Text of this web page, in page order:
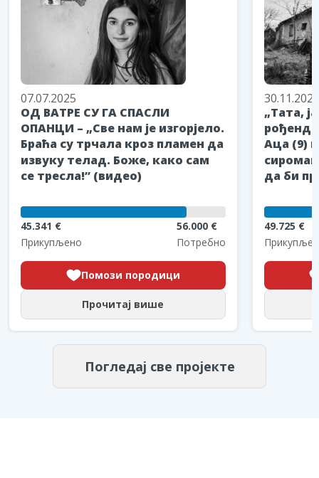
07.07.2025
ОД ВАТРЕ СУ ГА СПАСЛИ
ОПАНЦИ – „Све нам је изгорјело.
Браћа су трчала кроз пламен да
извуку телад. Боже, како сам
се тресла!” (видео)
45.341 €
Прикупљено
56.000 €
Потребно
Помози породици
Прочитај више
30.11.2025
„Тата,
Аца (9)
да би
49.725 €
Погледај све пројекте